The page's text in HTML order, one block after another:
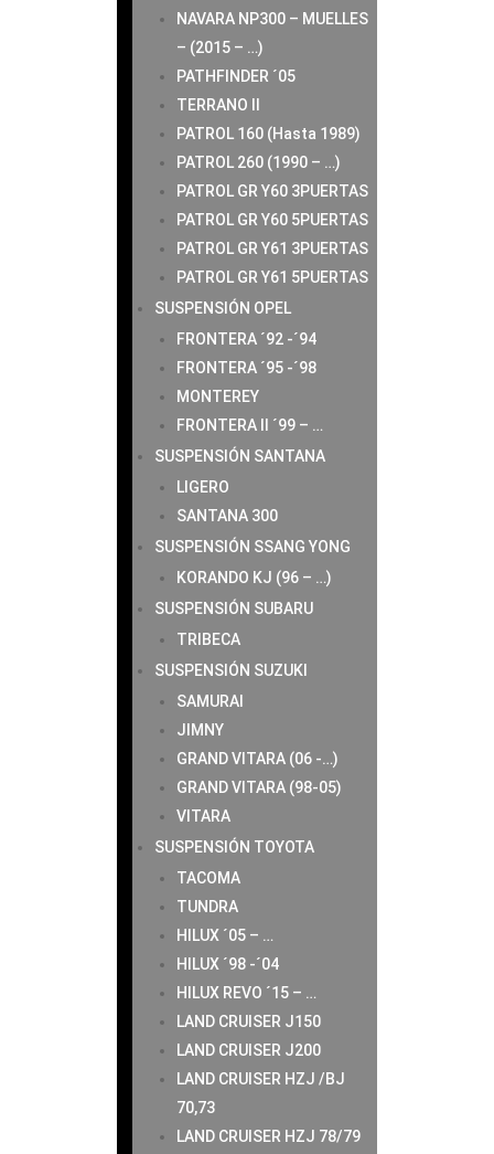
NAVARA NP300 – MUELLES
– (2015 – …)
PATHFINDER ´05
TERRANO II
PATROL 160 (Hasta 1989)
PATROL 260 (1990 – …)
PATROL GR Y60 3PUERTAS
PATROL GR Y60 5PUERTAS
PATROL GR Y61 3PUERTAS
PATROL GR Y61 5PUERTAS
SUSPENSIÓN OPEL
FRONTERA ´92 -´94
FRONTERA ´95 -´98
MONTEREY
FRONTERA II ´99 – …
SUSPENSIÓN SANTANA
LIGERO
SANTANA 300
SUSPENSIÓN SSANG YONG
KORANDO KJ (96 – …)
SUSPENSIÓN SUBARU
TRIBECA
SUSPENSIÓN SUZUKI
SAMURAI
JIMNY
GRAND VITARA (06 -…)
GRAND VITARA (98-05)
VITARA
SUSPENSIÓN TOYOTA
TACOMA
TUNDRA
HILUX ´05 – …
HILUX ´98 -´04
HILUX REVO ´15 – …
LAND CRUISER J150
LAND CRUISER J200
LAND CRUISER HZJ /BJ
70,73
LAND CRUISER HZJ 78/79